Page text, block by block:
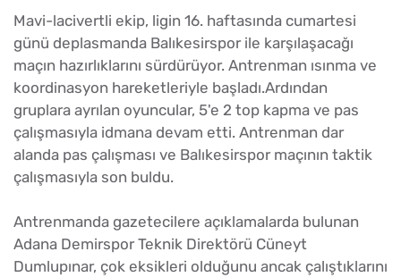
Mavi-lacivertli ekip, ligin 16. haftasında cumartesi
günü deplasmanda Balıkesirspor ile karşılaşacağı
maçın hazırlıklarını sürdürüyor. Antrenman ısınma ve
koordinasyon hareketleriyle başladı.Ardından
gruplara ayrılan oyuncular, 5'e 2 top kapma ve pas
çalışmasıyla idmana devam etti. Antrenman dar
alanda pas çalışması ve Balıkesirspor maçının taktik
çalışmasıyla son buldu.
Antrenmanda gazetecilere açıklamalarda bulunan
Adana Demirspor Teknik Direktörü Cüneyt
Dumlupınar, çok eksikleri olduğunu ancak çalıştıklarını